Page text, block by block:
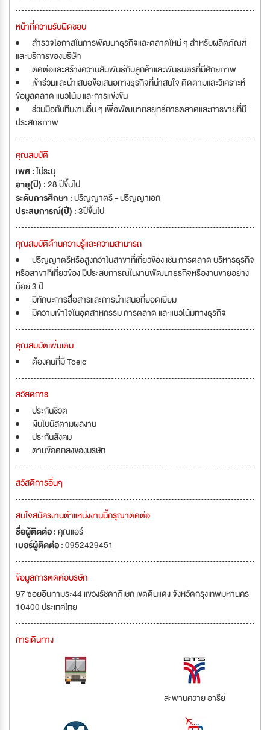
หน้าที่ความรับผิดชอบ
สำรวจโอกาสในการพัฒนาธุรกิจและตลาดใหม่ ๆ สำหรับผลิตภัณฑ์
และบริการของบริษัท
ติดต่อและสร้างความสัมพันธ์กับลูกค้าและพันธมิตรที่มีศักยภาพ
เข้าร่วมและนำเสนอข้อเสนอทางธุรกิจที่น่าสนใจ ติดตามและวิเคราะห์
ข้อมูลตลาด แนวโน้ม และการแข่งขัน
ร่วมมือกับทีมงานอื่น ๆ เพื่อพัฒนากลยุทธ์การตลาดและการขายที่มี
ประสิทธิภาพ
คุณสมบัติ
เพศ :ไม่ระบุ
อายุ(ปี) :28 ปีขึ้นไป
ระดับการศึกษา :ปริญญาตรี - ปริญญาเอก
ประสบการณ์(ปี) :3ปีขึ้นไป
คุณสมบัติด้านความรู้และความสามารถ
ปริญญาตรีหรือสูงกว่าในสาขาที่เกี่ยวข้อง เช่น การตลาด บริหารธุรกิจ
หรือสาขาที่เกี่ยวข้อง มีประสบการณ์ในงานพัฒนาธุรกิจหรืองานขายอย่าง
น้อย 3 ปี
มีทักษะการสื่อสารและการนำเสนอที่ยอดเยี่ยม
มีความเข้าใจในอุตสาหกรรม การตลาด และแนวโน้มทางธุรกิจ
คุณสมบัติเพิ่มเติม
ต้องคนที่มี Toeic
สวัสดิการ
ประกันชีวิต
เงินโบนัสตามผลงาน
ประกันสังคม
ตามข้อตกลงของบริษัท
สวัสดิการอื่นๆ
สนใจสมัครงานตำแหน่งงานนี้กรุณาติดต่อ
ชื่อผู้ติดต่อ :คุณแอร์
เบอร์ผู้ติดต่อ :0952429451
ข้อมูลการติดต่อบริษัท
97 ซอยอินทามระ44 แขวงรัชดาภิเษก เขตดินแดง จังหวัดกรุงเทพมหานคร
10400 ประเทศไทย
การเดินทาง
สะพานควาย อารีย์